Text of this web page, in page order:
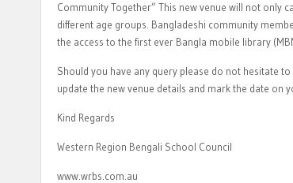
Community Together” This new venue will not only
different age groups. Bangladeshi community
the access to the first ever Bangla mobile library
Should you have any query please do not hesitate
update the new venue details and mark the date on
Kind Regards
Western Region Bengali School Council
www.wrbs.com.au